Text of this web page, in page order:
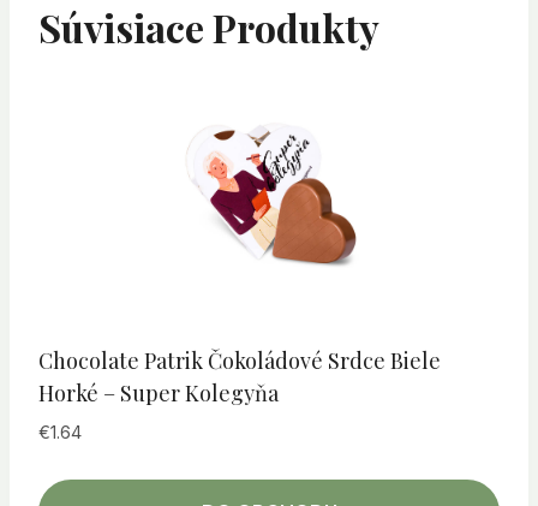
Súvisiace Produkty
Chocolate Patrik Čokoládové Srdce Biele
Horké – Super Kolegyňa
€1.64